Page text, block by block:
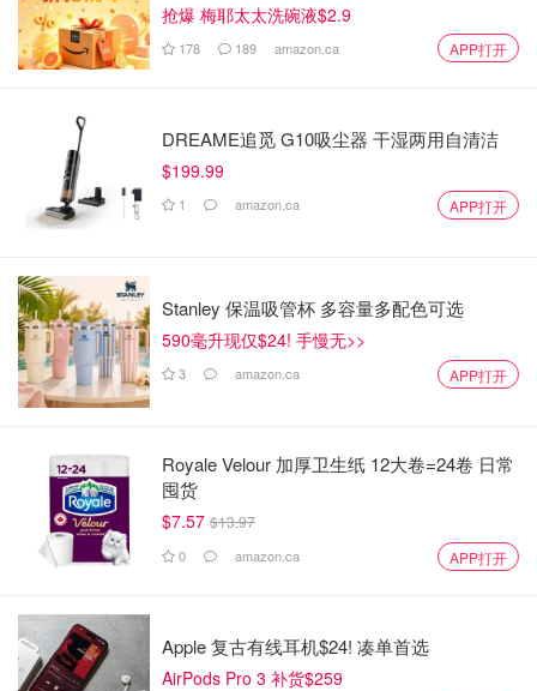
抢爆 梅耶太太洗碗液$2.9
178 189 amazon.ca APP打开
DREAME追觅 G10吸尘器 干湿两用自清洁
$199.99
1 amazon.ca APP打开
Stanley 保温吸管杯 多容量多配色可选
590毫升现仅$24! 手慢无>>
3 amazon.ca APP打开
Royale Velour 加厚卫生纸 12大卷=24卷 日常
囤货
$7.57 $13.97
0 amazon.ca APP打开
Apple 复古有线耳机$24! 凑单首选
AirPods Pro 3 补货$259